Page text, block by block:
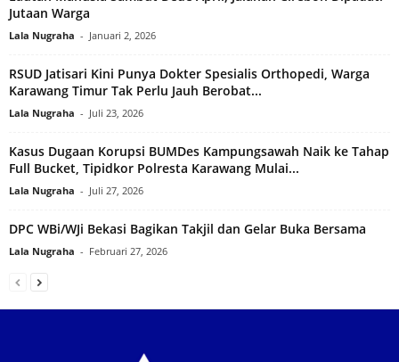
Jutaan Warga‎
Lala Nugraha - Januari 2, 2026
RSUD Jatisari Kini Punya Dokter Spesialis Orthopedi, Warga
Karawang Timur Tak Perlu Jauh Berobat...
Lala Nugraha - Juli 23, 2026
Kasus Dugaan Korupsi BUMDes Kampungsawah Naik ke Tahap
Full Bucket, Tipidkor Polresta Karawang Mulai...
Lala Nugraha - Juli 27, 2026
DPC WBi/WJi Bekasi Bagikan Takjil dan Gelar Buka Bersama‎
Lala Nugraha - Februari 27, 2026